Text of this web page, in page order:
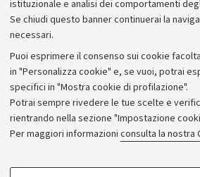
istituzionale e analisi dei comportamenti
Se chiudi questo banner continuerai la
necessari.
Puoi esprimere il consenso sui cookie
in "Personalizza cookie" e, se vuoi, potrai
specifici in "Mostra cookie di profilazione".
Potrai sempre rivedere le tue scelte e
rientrando nella sezione "Impostazione
Per maggiori informazioni consulta la nostra
COOKIE DI PROFILAZIONE -
Archivio
Comunicati
Redazione
Rassegna stampa